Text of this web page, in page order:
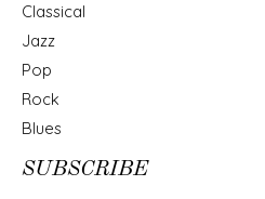
Classical
Jazz
Pop
Rock
Blues
SUBSCRIBE